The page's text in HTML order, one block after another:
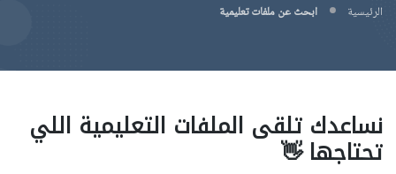
الرئيسية ابحث عن ملفات تعليمية
نساعدك تلقى الملفات التعليمية اللي
تحتاجها 👋